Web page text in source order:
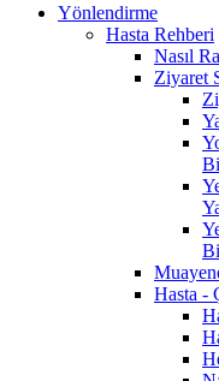
Yönlendirme
Hasta Rehberi
Nasıl
Ziyaret
Hasta -